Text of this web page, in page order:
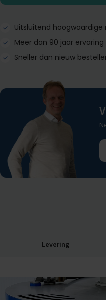
Uitsluitend hoogwaardige
Meer dan 90 jaar ervaring
Sneller dan nieuw
Levering